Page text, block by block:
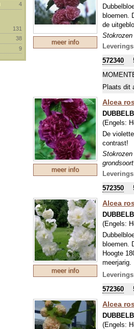
4
131
38
9
meer info
bloemen.
de
tweejarig,
572340
Plaats dit
meer info
Alcea
(Engels:
De
contrast!
dubbele
572350
meer info
Alcea
(Engels:
bloemen.
Hoogte
meerjarig.
dubbele
tweejarig,
572360
Alcea
(Engels: